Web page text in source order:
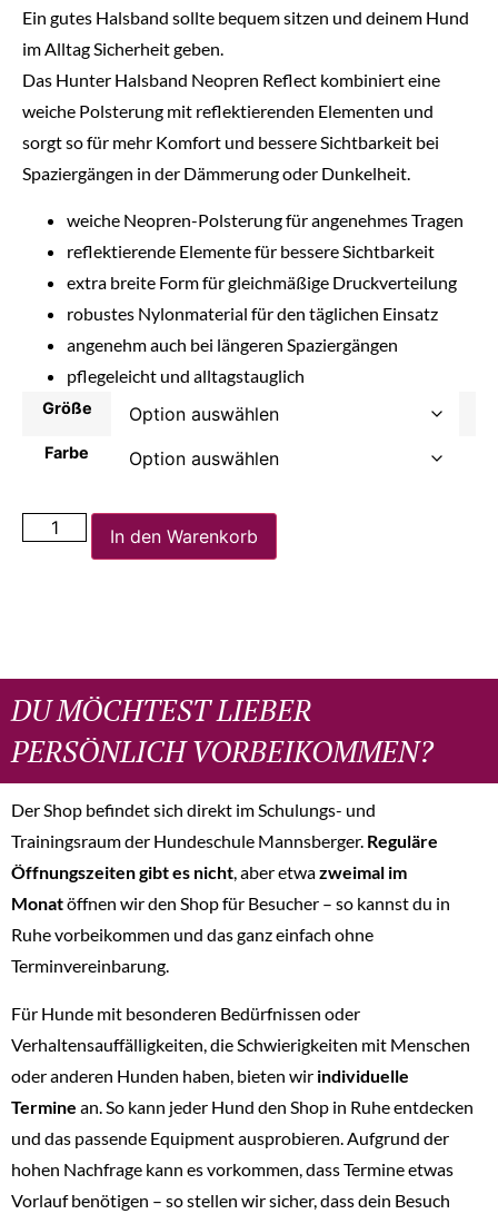
Ein gutes Halsband sollte bequem sitzen und deinem Hund
im Alltag Sicherheit geben.
Das Hunter Halsband Neopren Reflect kombiniert eine
weiche Polsterung mit reflektierenden Elementen und
sorgt so für mehr Komfort und bessere Sichtbarkeit bei
Spaziergängen in der Dämmerung oder Dunkelheit.
weiche Neopren-Polsterung für angenehmes Tragen
reflektierende Elemente für bessere Sichtbarkeit
extra breite Form für gleichmäßige Druckverteilung
robustes Nylonmaterial für den täglichen Einsatz
angenehm auch bei längeren Spaziergängen
pflegeleicht und alltagstauglich
Größe
Farbe
In den Warenkorb
DU MÖCHTEST LIEBER
PERSÖNLICH VORBEIKOMMEN?
Der Shop befindet sich direkt im Schulungs- und
Trainingsraum der Hundeschule Mannsberger. Reguläre
Öffnungszeiten gibt es nicht, aber etwazweimal im
Monatöffnen wir den Shop für Besucher – so kannst du in
Ruhe vorbeikommen und das ganz einfach ohne
Terminvereinbarung.
Für Hunde mit besonderen Bedürfnissen oder
Verhaltensauffälligkeiten, die Schwierigkeiten mit Menschen
oder anderen Hunden haben, bieten wir individuelle
Termine an. So kann jeder Hund den Shop in Ruhe entdecken
und das passende Equipment ausprobieren. Aufgrund der
hohen Nachfrage kann es vorkommen, dass Termine etwas
Vorlauf benötigen – so stellen wir sicher, dass dein Besuch